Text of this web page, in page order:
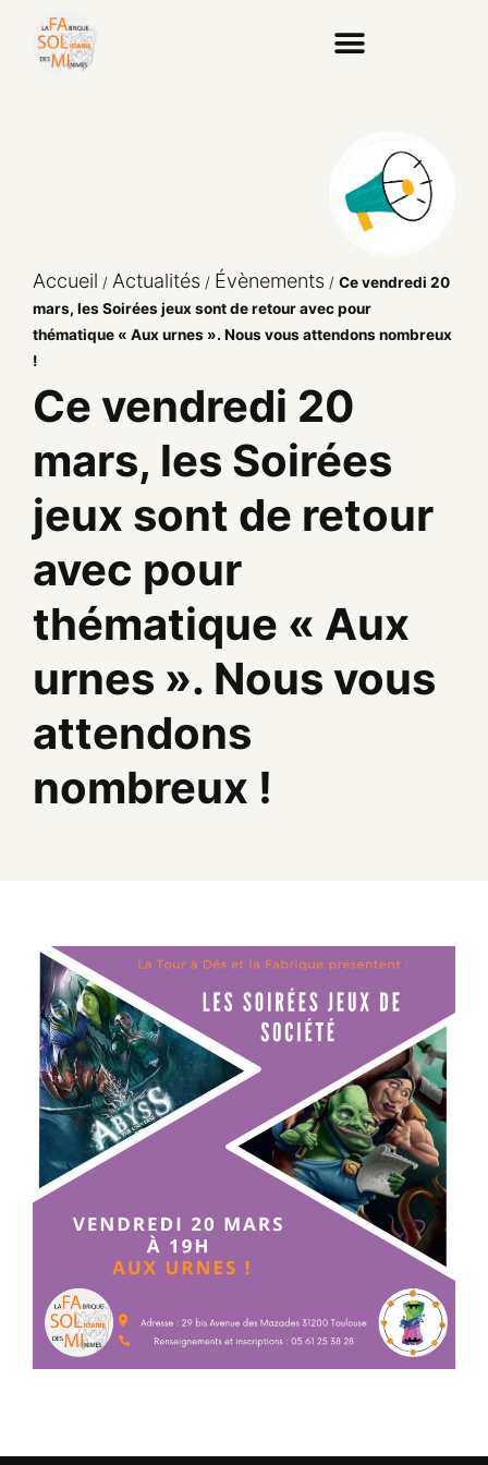
Accueil / Actualités / Évènements / Ce vendredi 20
mars, les Soirées jeux sont de retour avec pour
thématique « Aux urnes ». Nous vous attendons nombreux
!
Ce vendredi 20
mars, les Soirées
jeux sont de retour
avec pour
thématique « Aux
urnes ». Nous vous
attendons
nombreux !